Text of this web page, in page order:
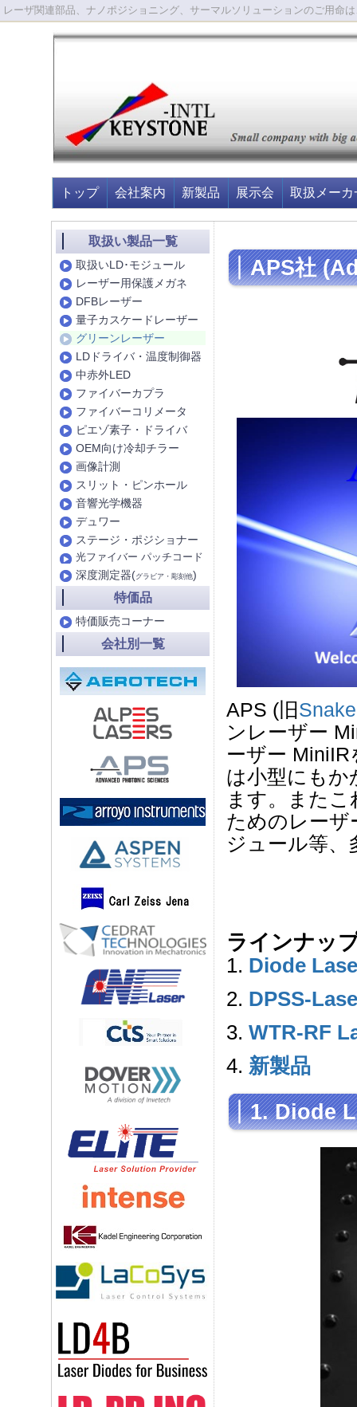
レーザ関連部品、ナノポジショニング、サーマルソリューションのご用命
トップ 会社案内 新製品 展示会 取扱メーカ
APS社
APS (旧
ンレーザー
ーザー
は小型にもか
ます。また
ためのレーザ
ジュール等、
ラインナッ
1. Diode
2. DPSS-
3. WTR-RF
4. 新製品
1. Diode
取扱い製品一覧
取扱いLD･モジュール
レーザー用保護メガネ
DFBレーザー
量子カスケードレーザー
グリーンレーザー
LDドライバ・温度制御器
中赤外LED
ファイバーカプラ
ファイバーコリメータ
ピエゾ素子・ドライバ
OEM向け冷却チラー
画像計測
スリット・ピンホール
音響光学機器
デュワー
ステージ・ポジショナー
光ファイバー パッチコード
深度測定器(グラビア・彫刻他)
特価品
特価販売コーナー
会社別一覧